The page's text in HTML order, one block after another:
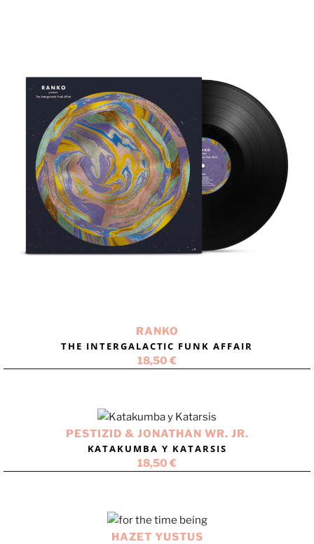
RANKO
THE INTERGALACTIC FUNK AFFAIR
18,50 €
PESTIZID & JONATHAN WR. JR.
KATAKUMBA Y KATARSIS
18,50 €
HAZET YUSTUS